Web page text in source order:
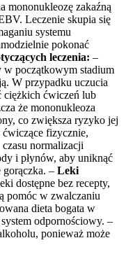
mononukleozę zakaźną
Leczenie skupia się
systemu
pokonać
leczenia: –
w początkowym stadium
W przypadku uczucia
ciężkich ćwiczeń lub
że mononukleoza
co zwiększa ryzyko jej
fizycznie,
normalizacji
i płynów, aby uniknąć
– Leki
dostępne bez recepty,
pomóc w zwalczaniu
dieta bogata w
odpornościowy. –
ponieważ może